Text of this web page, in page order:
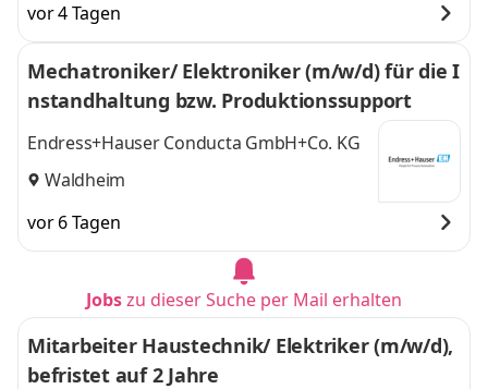
vor 4 Tagen
Mechatroniker/ Elektroniker (m/w/d) für die I
nstandhaltung bzw. Produktionssupport
Endress+Hauser Conducta GmbH+Co. KG
Waldheim
vor 6 Tagen
Jobszu dieser Suche per Mail erhalten
Mitarbeiter Haustechnik/ Elektriker (m/w/d),
befristet auf 2 Jahre